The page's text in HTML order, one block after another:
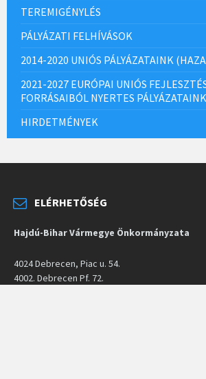
TEREMIGÉNYLÉS
PÁLYÁZATI FELHÍVÁSOK
2014-2020 UNIÓS PÁLYÁZATAINK
2021-2027 EURÓPAI UNIÓS
FORRÁSAIBÓL NYERTES PÁLYÁZATAINK
HIRDETMÉNYEK
ELÉRHETŐSÉG
Hajdú-Bihar Vármegye Önkormányzata
4024 Debrecen, Piac u. 54.
4002. Debrecen Pf. 72.